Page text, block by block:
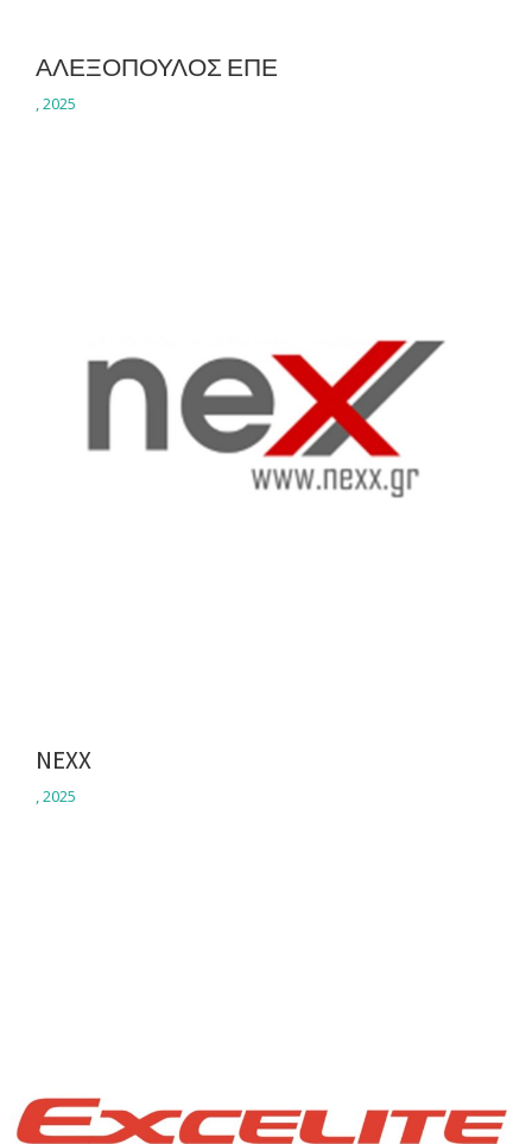
ΑΛΕΞΟΠΟΥΛΟΣ ΕΠΕ
,2025
NEXX
,2025